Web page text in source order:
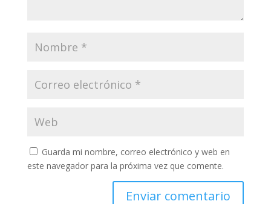
Guarda mi nombre, correo electrónico y web en
este navegador para la próxima vez que comente.